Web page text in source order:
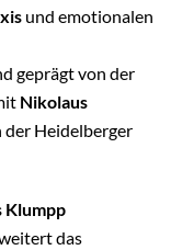
und emotionalen
geprägt von der
Nikolaus
der Heidelberger
Klumpp
das